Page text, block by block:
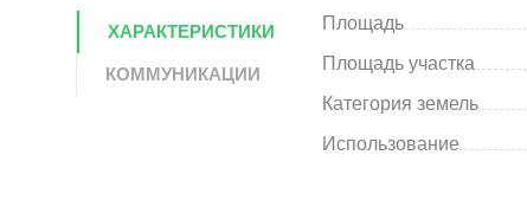
ХАРАКТЕРИСТИКИ
КОММУНИКАЦИИ
Площадь
Площадь участка
Категория земель
Использование